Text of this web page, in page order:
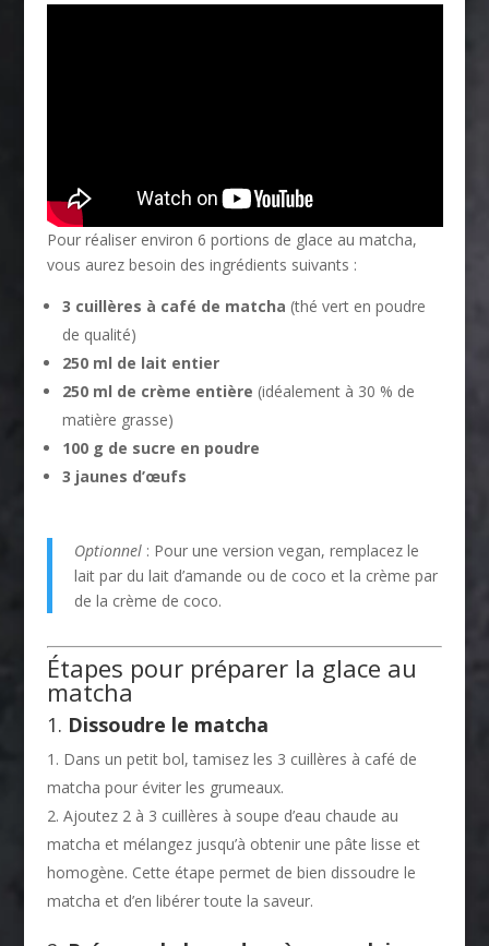
Pour réaliser environ 6 portions de glace au matcha,
vous aurez besoin des ingrédients suivants :
3 cuillères à café de matcha (thé vert en poudre
de qualité)
250 ml de lait entier
250 ml de crème entière (idéalement à 30 % de
matière grasse)
100 g de sucre en poudre
3 jaunes d’œufs
Optionnel: Pour une version vegan, remplacez le
lait par du lait d’amande ou de coco et la crème par
de la crème de coco.
Étapes pour préparer la glace au
matcha
1. Dissoudre le matcha
Dans un petit bol, tamisez les 3 cuillères à café de
matcha pour éviter les grumeaux.
Ajoutez 2 à 3 cuillères à soupe d’eau chaude au
matcha et mélangez jusqu’à obtenir une pâte lisse et
homogène. Cette étape permet de bien dissoudre le
matcha et d’en libérer toute la saveur.